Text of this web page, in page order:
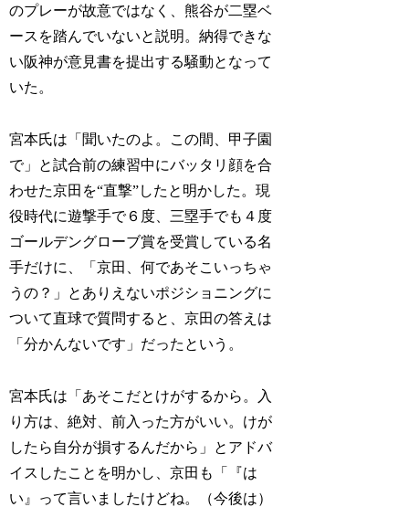
のプレーが故意ではなく、熊谷が二塁ベ
ースを踏んでいないと説明。納得できな
い阪神が意見書を提出する騒動となって
いた。
宮本氏は「聞いたのよ。この間、甲子園
で」と試合前の練習中にバッタリ顔を合
わせた京田を“直撃”したと明かした。現
役時代に遊撃手で６度、三塁手でも４度
ゴールデングローブ賞を受賞している名
手だけに、「京田、何であそこいっちゃ
うの？」とありえないポジショニングに
ついて直球で質問すると、京田の答えは
「分かんないです」だったという。
宮本氏は「あそこだとけがするから。入
り方は、絶対、前入った方がいい。けが
したら自分が損するんだから」とアドバ
イスしたことを明かし、京田も「『は
い』って言いましたけどね。（今後は）